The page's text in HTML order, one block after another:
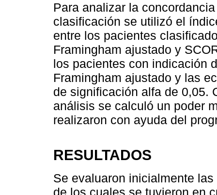
Para analizar la
clasificación se utilizó el
entre los pacientes
Framingham ajustado y
los pacientes con indicación
Framingham ajustado y las
de significación alfa de 0,05.
análisis se calculó un poder
realizaron con ayuda del
RESULTADOS
Se evaluaron inicialmente
de los cuales se tuvieron en